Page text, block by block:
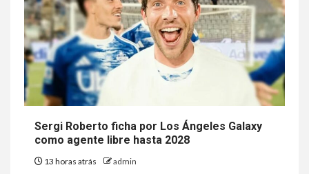
Sergi Roberto ficha por Los Ángeles Galaxy
como agente libre hasta 2028
13 horas atrás admin